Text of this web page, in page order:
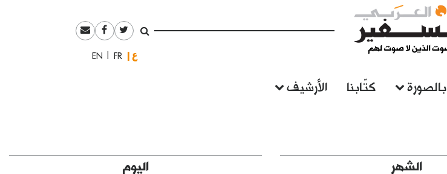
العربيةFrançais
English
بالصورة كتّابنا الأرشيف
الشهر اليوم